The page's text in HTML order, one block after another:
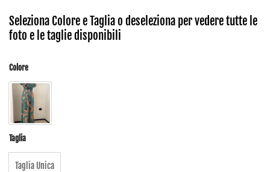
Seleziona Colore e Taglia o deseleziona per vedere tutte le
foto e le taglie disponibili
Colore
Taglia
Taglia Unica